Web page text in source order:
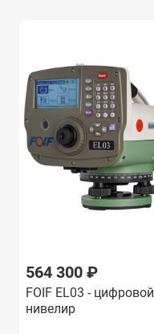
564 300 ₽
FOIF EL03 - цифровой
нивелир